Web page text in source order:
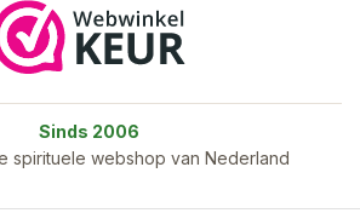
Sinds 2006
spirituele webshop van Nederland